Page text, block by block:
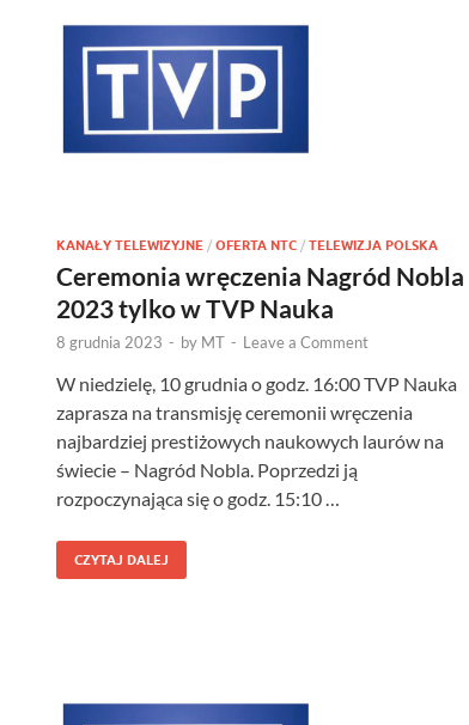
KANAŁY TELEWIZYJNE / OFERTA NTC / TELEWIZJA POLSKA
Ceremonia wręczenia Nagród Nobla
2023 tylko w TVP Nauka
8 grudnia 2023 - by MT - Leave a Comment
W niedzielę, 10 grudnia o godz. 16:00 TVP Nauka
zaprasza na transmisję ceremonii wręczenia
najbardziej prestiżowych naukowych laurów na
świecie – Nagród Nobla. Poprzedzi ją
rozpoczynająca się o godz. 15:10 …
CZYTAJ DALEJ